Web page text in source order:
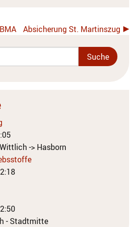
Absicherung St. Martinszug
-> Hasborn
- Stadtmitte